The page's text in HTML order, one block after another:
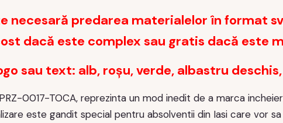
necesară predarea materialelor în format
dacă este complex sau gratis dacă este
sau text: alb, roșu, verde, albastru
0017-TOCA, reprezinta un mod inedit de a marca
este gandit special pentru absolventii din Iasi care vor